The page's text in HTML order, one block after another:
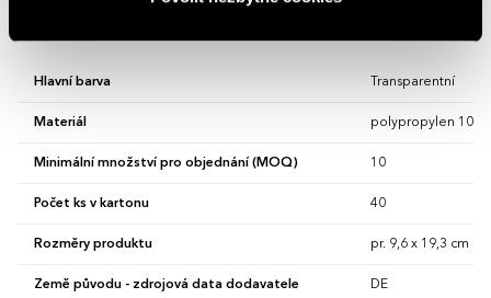
Hlavní barva Transparentní
Materiál polypropylen 100
Minimální množství pro objednání (MOQ) 10
Počet ks v kartonu 40
Rozměry produktu pr. 9,6 x 19,3 cm
Země původu - zdrojová data dodavatele DE